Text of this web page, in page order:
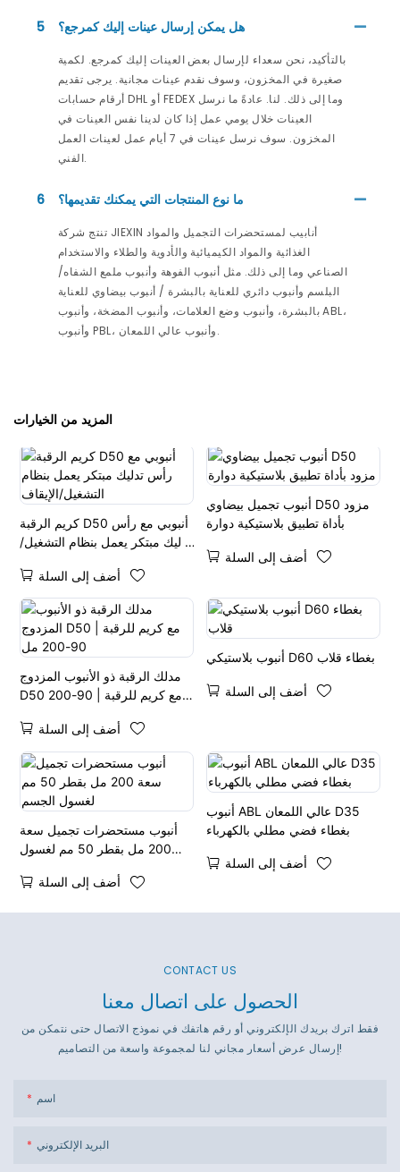
5 هل يمكن إرسال عينات إليك كمرجع؟
بالتأكيد، نحن سعداء لإرسال بعض العينات إليك كمرجع. لكمية
صغيرة في المخزون، وسوف نقدم عينات مجانية. يرجى تقديم
أرقام حسابات DHL أو FEDEX وما إلى ذلك. لنا. عادةً ما نرسل
العينات خلال يومي عمل إذا كان لدينا نفس العينات في
المخزون. سوف نرسل عينات في 7 أيام عمل لعينات العمل
الفني.
6 ما نوع المنتجات التي يمكنك تقديمها؟
تنتج شركة JIEXIN أنابيب لمستحضرات التجميل والمواد
الغذائية والمواد الكيميائية والأدوية والطلاء والاستخدام
الصناعي وما إلى ذلك. مثل أنبوب الفوهة وأنبوب ملمع الشفاه/
البلسم وأنبوب دائري للعناية بالبشرة / أنبوب بيضاوي للعناية
بالبشرة، وأنبوب وضع العلامات، وأنبوب المضخة، وأنبوب ABL،
وأنبوب PBL، وأنبوب عالي اللمعان.
المزيد من الخيارات
كريم الرقبة D50 أنبوبي مع رأس
تدليك مبتكر يعمل بنظام التشغيل/
أضف إلى السلة
أنبوب تجميل بيضاوي D50 مزود
بأداة تطبيق بلاستيكية دوارة
أضف إلى السلة
مدلك الرقبة ذو الأنبوب المزدوج
D50 مع كريم للرقبة | 90-200
أضف إلى السلة
أنبوب بلاستيكي D60 بغطاء قلاب
أضف إلى السلة
أنبوب مستحضرات تجميل سعة
200 مل بقطر 50 مم لغسول
أضف إلى السلة
أنبوب ABL عالي اللمعان D35
بغطاء فضي مطلي بالكهرباء
أضف إلى السلة
CONTACT US
الحصول على اتصال معنا
فقط اترك بريدك الإلكتروني أو رقم هاتفك في نموذج الاتصال حتى نتمكن من
إرسال عرض أسعار مجاني لنا لمجموعة واسعة من التصاميم!
اسم
البريد الإلكتروني